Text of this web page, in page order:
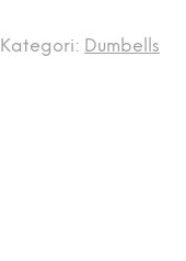
Kategori: Dumbells